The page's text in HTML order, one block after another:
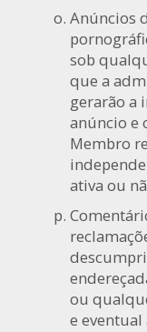
Anúncios
sob
que a
gerarão a
anúncio e
Membro
ativa ou
ou
e eventual